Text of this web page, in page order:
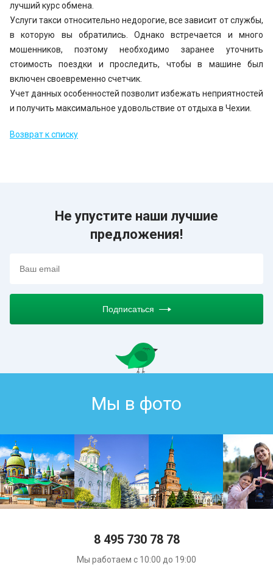
лучший курс обмена.
Услуги такси относительно недорогие, все зависит от службы,
в которую вы обратились. Однако встречается и много
мошенников, поэтому необходимо заранее уточнить
стоимость поездки и проследить, чтобы в машине был
включен своевременно счетчик.
Учет данных особенностей позволит избежать неприятностей
и получить максимальное удовольствие от отдыха в Чехии.
Возврат к списку
Не упустите наши лучшие
предложения!
Подписаться
Мы в фото
8 495 730 78 78
Мы работаем с 10:00 до 19:00